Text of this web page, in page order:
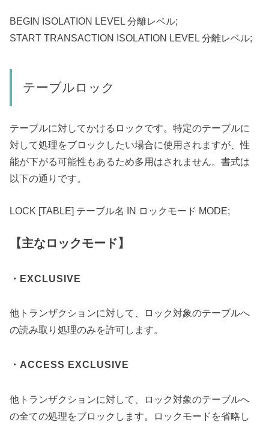
BEGIN ISOLATION LEVEL 分離レベル;
START TRANSACTION ISOLATION LEVEL 分離レベル;
テーブルロック
テーブルに対してかけるロックです。特定のテーブルに
対して処理をブロックしたい場合に使用されますが、性
能が下がる可能性もあるため多用はされません。書式は
以下の通りです。
LOCK [TABLE] テーブル名 IN ロックモード MODE;
【主なロックモード】
・EXCLUSIVE
他トランザクションに対して、ロック対象のテーブルへ
の読み取り処理のみを許可します。
・ACCESS EXCLUSIVE
他トランザクションに対して、ロック対象のテーブルへ
の全ての処理をブロックします。
ロックモードを省略し